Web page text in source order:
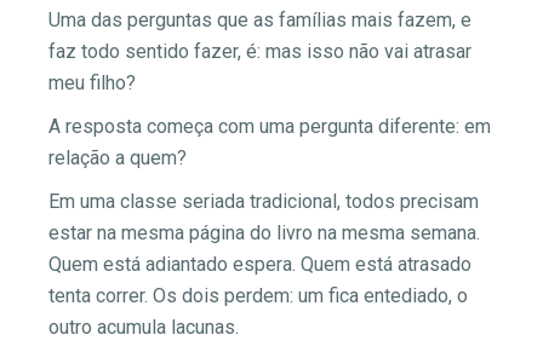
Uma das perguntas que as famílias mais fazem, e
faz todo sentido fazer, é: mas isso não vai atrasar
meu filho?
A resposta começa com uma pergunta diferente: em
relação a quem?
Em uma classe seriada tradicional, todos precisam
estar na mesma página do livro na mesma semana.
Quem está adiantado espera. Quem está atrasado
tenta correr. Os dois perdem: um fica entediado, o
outro acumula lacunas.